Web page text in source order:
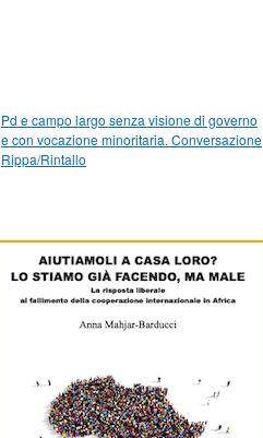
Pd e campo largo senza visione di governo
e con vocazione minoritaria. Conversazione
Rippa/Rintallo